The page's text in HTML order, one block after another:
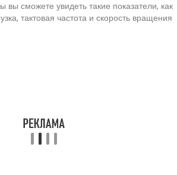
сможете увидеть такие показатели, как
тактовая частота и скорость вращения